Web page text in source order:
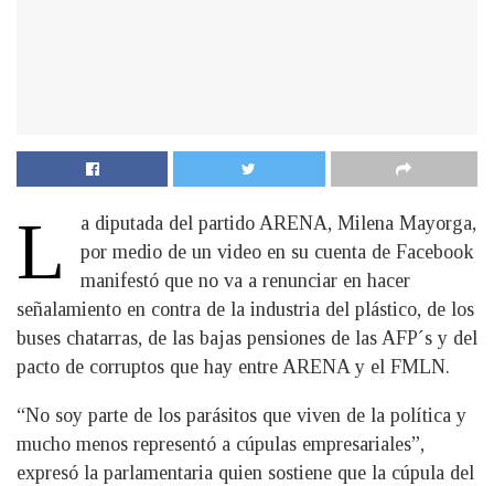
L
a diputada del partido ARENA, Milena Mayorga,
por medio de un video en su cuenta de Facebook
manifestó que no va a renunciar en hacer
señalamiento en contra de la industria del plástico, de los
buses chatarras, de las bajas pensiones de las AFP´s y del
pacto de corruptos que hay entre ARENA y el FMLN.
“No soy parte de los parásitos que viven de la política y
mucho menos representó a cúpulas empresariales”,
expresó la parlamentaria quien sostiene que la cúpula del